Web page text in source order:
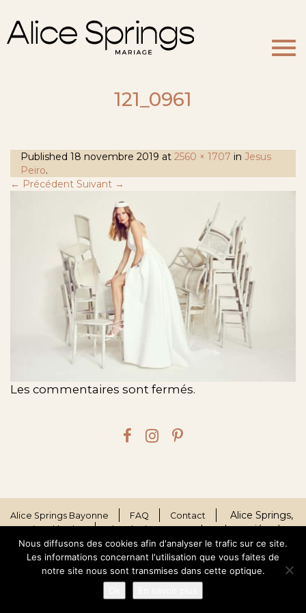
121_0961
Published 18 novembre 2019 at 2560 × 1707 in Jesus
Peiro.
← Précédent Suivant →
Les commentaires sont fermés.
Alice Springs Bayonne FAQ
Contact
Mentions légales
Plan du site
Alice Springs,
robes de mariées à
Bayonne © 2026
Nous diffusons des cookies afin d'analyser le trafic sur ce site.
Les informations concernant l'utilisation que vous faites de
notre site nous sont transmises dans cette optique.